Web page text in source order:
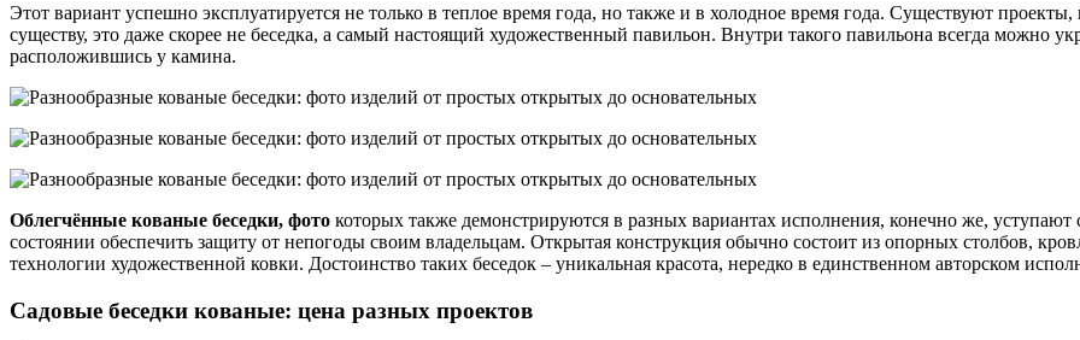
Этот вариант успешно эксплуатируется не только в теплое время года, но также и в холодное время года. Существуют
существу, это даже скорее не беседка, а самый настоящий художественный павильон. Внутри такого павильона всегда можно
расположившись у камина.
Облегчённые кованые беседки, фото которых также демонстрируются в разных вариантах исполнения, конечно же,
состоянии обеспечить защиту от непогоды своим владельцам. Открытая конструкция обычно состоит из опорных столбов,
технологии художественной ковки. Достоинство таких беседок – уникальная красота, нередко в единственном авторском
Садовые беседки кованые: цена разных проектов